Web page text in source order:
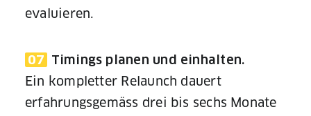
evaluieren.
07 Timings planen und einhalten.
Ein kompletter Relaunch dauert
erfahrungsgemäss drei bis sechs Monate